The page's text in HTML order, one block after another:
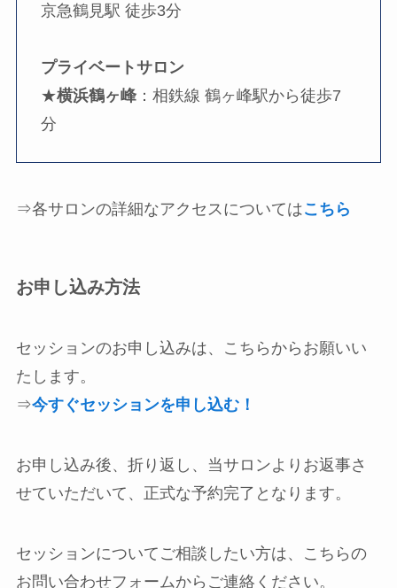
京急鶴見駅 徒歩3分
プライベートサロン
★横浜鶴ヶ峰：相鉄線 鶴ヶ峰駅から徒歩7
分
⇒各サロンの詳細なアクセスについてはこちら
お申し込み方法
セッションのお申し込みは、こちらからお願いい
たします。
⇒今すぐセッションを申し込む！
お申し込み後、折り返し、当サロンよりお返事さ
せていただいて、正式な予約完了となります。
セッションについてご相談したい方は、こちらの
お問い合わせフォームからご連絡ください。